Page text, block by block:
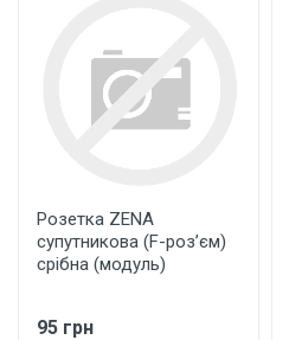
Розетка ZENA
супутникова (F-роз’єм)
срібна (модуль)
95 грн